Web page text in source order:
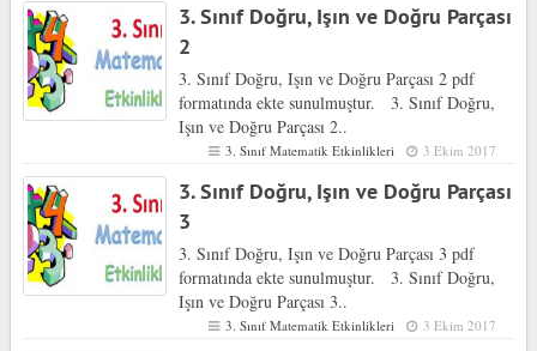
3. Sınıf Doğru, Işın ve Doğru Parçası
2
3. Sınıf Doğru, Işın ve Doğru Parçası 2 pdf
formatında ekte sunulmuştur. 3. Sınıf Doğru,
Işın ve Doğru Parçası 2..
3. Sınıf Matematik Etkinlikleri 3 Ekim 2017
3. Sınıf Doğru, Işın ve Doğru Parçası
3
3. Sınıf Doğru, Işın ve Doğru Parçası 3 pdf
formatında ekte sunulmuştur. 3. Sınıf Doğru,
Işın ve Doğru Parçası 3..
3. Sınıf Matematik Etkinlikleri 3 Ekim 2017